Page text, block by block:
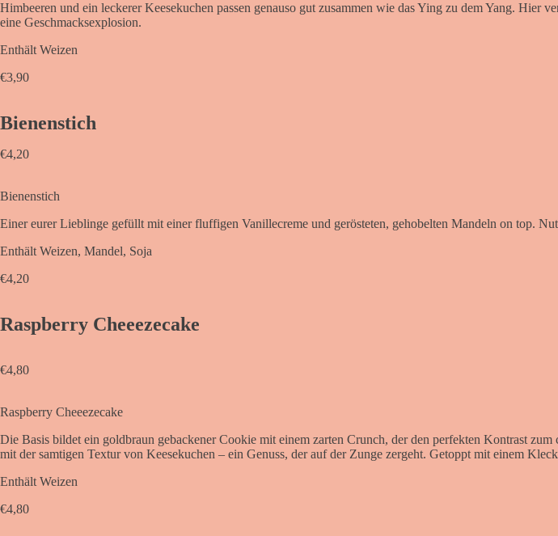
Himbeeren und ein leckerer Keesekuchen passen genauso gut zusammen wie das Ying zu dem Yang.
eine Geschmacksexplosion.
Enthält Weizen
€3,90
Bienenstich
€4,20
Bienenstich
Einer eurer Lieblinge gefüllt mit einer fluffigen Vanillecreme und gerösteten, gehobelten Mandeln on top.
Enthält Weizen, Mandel, Soja
€4,20
Raspberry Cheeezecake
€4,80
Raspberry Cheeezecake
Die Basis bildet ein goldbraun gebackener Cookie mit einem zarten Crunch, der den perfekten Kontrast
mit der samtigen Textur von Keesekuchen – ein Genuss, der auf der Zunge zergeht. Getoppt mit einem
Enthält Weizen
€4,80